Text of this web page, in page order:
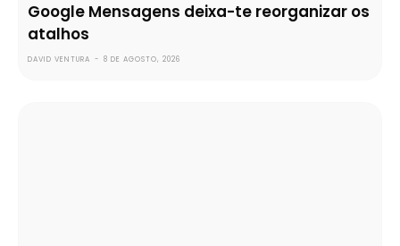
Google Mensagens deixa-te reorganizar os
atalhos
DAVID VENTURA - 8 DE AGOSTO, 2026